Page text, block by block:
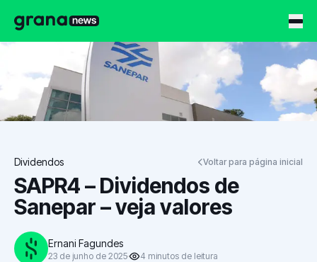
Grana News
Dividendos Voltar para página inicial
SAPR4 – Dividendos de
Sanepar – veja valores
Ernani Fagundes
23 de junho de 2025 4 minutos de leitura